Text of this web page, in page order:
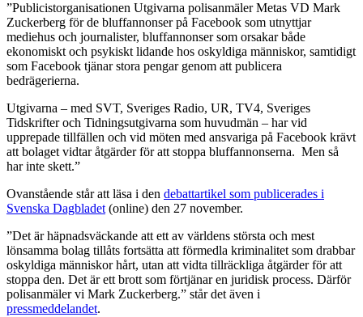
”Publicistorganisationen Utgivarna polisanmäler Metas VD Mark
Zuckerberg för de bluffannonser på Facebook som utnyttjar
mediehus och journalister, bluffannonser som orsakar både
ekonomiskt och psykiskt lidande hos oskyldiga människor, samtidigt
som Facebook tjänar stora pengar genom att publicera
bedrägerierna.
Utgivarna – med SVT, Sveriges Radio, UR, TV4, Sveriges
Tidskrifter och Tidningsutgivarna som huvudmän – har vid
upprepade tillfällen och vid möten med ansvariga på Facebook krävt
att bolaget vidtar åtgärder för att stoppa bluffannonserna. Men så
har inte skett.”
Ovanstående står att läsa i den debattartikel som publicerades i
Svenska Dagbladet (online) den 27 november.
”Det är häpnadsväckande att ett av världens största och mest
lönsamma bolag tillåts fortsätta att förmedla kriminalitet som drabbar
oskyldiga människor hårt, utan att vidta tillräckliga åtgärder för att
stoppa den. Det är ett brott som förtjänar en juridisk process. Därför
polisanmäler vi Mark Zuckerberg.” står det även i
pressmeddelandet.